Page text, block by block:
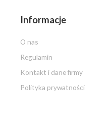
Informacje
O nas
Regulamin
Kontakt i dane firmy
Polityka prywatności